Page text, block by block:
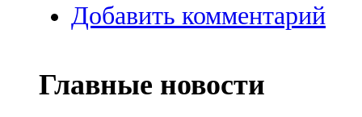
Добавить комментарий
Главные новости